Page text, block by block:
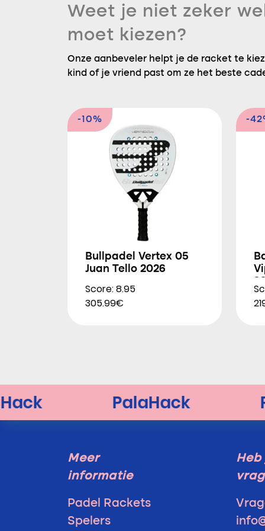
Weet je niet zeker
moet kiezen?
Onze aanbeveler helpt je de racket te
kind of je vriend past om ze het beste
-10%
Bullpadel Vertex 05
Juan Tello 2026
Score: 8.95
305.99€
-
Meer
informatie
Padel Rackets
Spelers
Heb